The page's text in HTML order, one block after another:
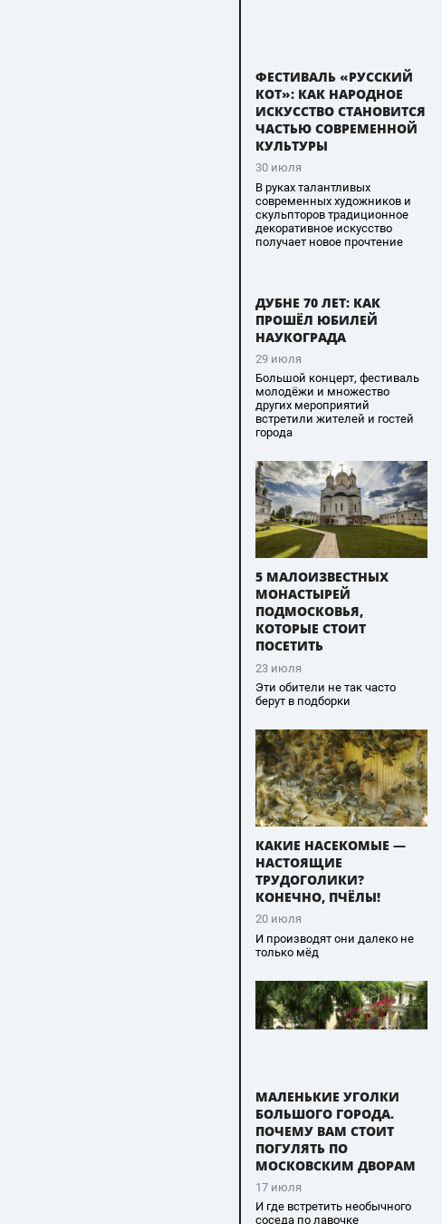
ФЕСТИВАЛЬ «РУССКИЙ
КОТ»: КАК НАРОДНОЕ
ИСКУССТВО СТАНОВИТСЯ
ЧАСТЬЮ СОВРЕМЕННОЙ
КУЛЬТУРЫ
30 июля
В руках талантливых
современных художников и
скульпторов традиционное
декоративное искусство
получает новое прочтение
ДУБНЕ 70 ЛЕТ: КАК
ПРОШЁЛ ЮБИЛЕЙ
НАУКОГРАДА
29 июля
Большой концерт, фестиваль
молодёжи и множество
других мероприятий
встретили жителей и гостей
города
5 МАЛОИЗВЕСТНЫХ
МОНАСТЫРЕЙ
ПОДМОСКОВЬЯ,
КОТОРЫЕ СТОИТ
ПОСЕТИТЬ
23 июля
Эти обители не так часто
берут в подборки
КАКИЕ НАСЕКОМЫЕ —
НАСТОЯЩИЕ
ТРУДОГОЛИКИ?
КОНЕЧНО, ПЧЁЛЫ!
20 июля
И производят они далеко не
только мёд
МАЛЕНЬКИЕ УГОЛКИ
БОЛЬШОГО ГОРОДА.
ПОЧЕМУ ВАМ СТОИТ
ПОГУЛЯТЬ ПО
МОСКОВСКИМ ДВОРАМ
17 июля
И где встретить необычного
соседа по лавочке